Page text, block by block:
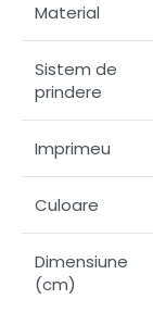
Material
Sistem de
prindere
Imprimeu
Culoare
Dimensiune
(cm)